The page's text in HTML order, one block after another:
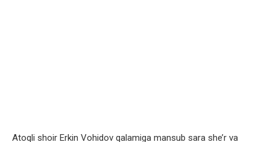
Atoqli shoir Erkin Vohidov qalamiga mansub sara she’r va